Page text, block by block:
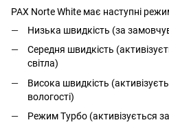
PAX Norte White має наступні
Низька швидкість (за
Середня швидкість
світла)
Висока швидкість
вологості)
Режим Турбо (активізується